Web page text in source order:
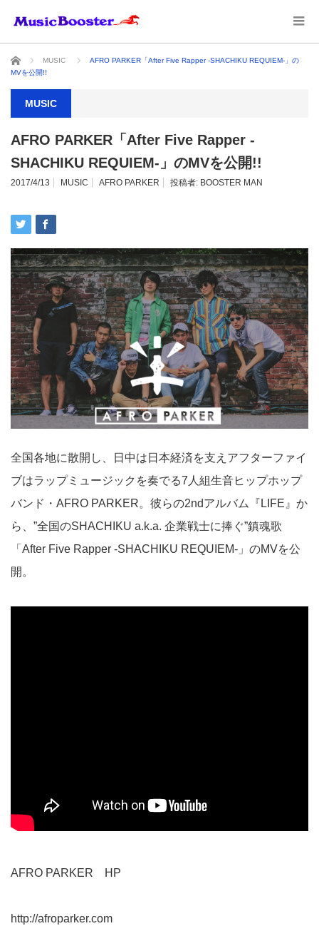
ホーム MUSIC
AFRO PARKER「After Five Rapper -SHACHIKU REQUIEM-」の
MVを公開!!
MUSIC
AFRO PARKER「After Five Rapper -
SHACHIKU REQUIEM-」のMVを公開!!
2017/4/13 MUSIC AFRO PARKER 投稿者: BOOSTER MAN
全国各地に散開し、日中は日本経済を支えアフターファイ
ブはラップミュージックを奏でる7人組生音ヒップホップ
バンド・AFRO PARKER。彼らの2ndアルバム『LIFE』か
ら、”全国のSHACHIKU a.k.a. 企業戦士に捧ぐ”鎮魂歌
「After Five Rapper -SHACHIKU REQUIEM-」のMVを公
開。
AFRO PARKER HP
http://afroparker.com